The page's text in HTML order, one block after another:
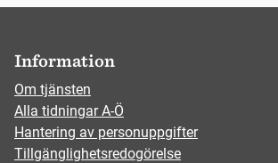
Information
Om tjänsten
Alla tidningar A-Ö
Hantering av personuppgifter
Tillgänglighetsredogörelse